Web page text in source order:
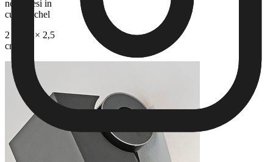
norvegesi in
cupronichel
2 × 5,5 × 2,5
cm